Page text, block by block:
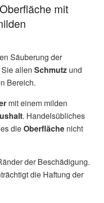
mit
Säuberung der
allen Schmutz und
Bereich.
mit einem milden
. Handelsübliches
dieOberfläche nicht
der Beschädigung.
die Haftung der